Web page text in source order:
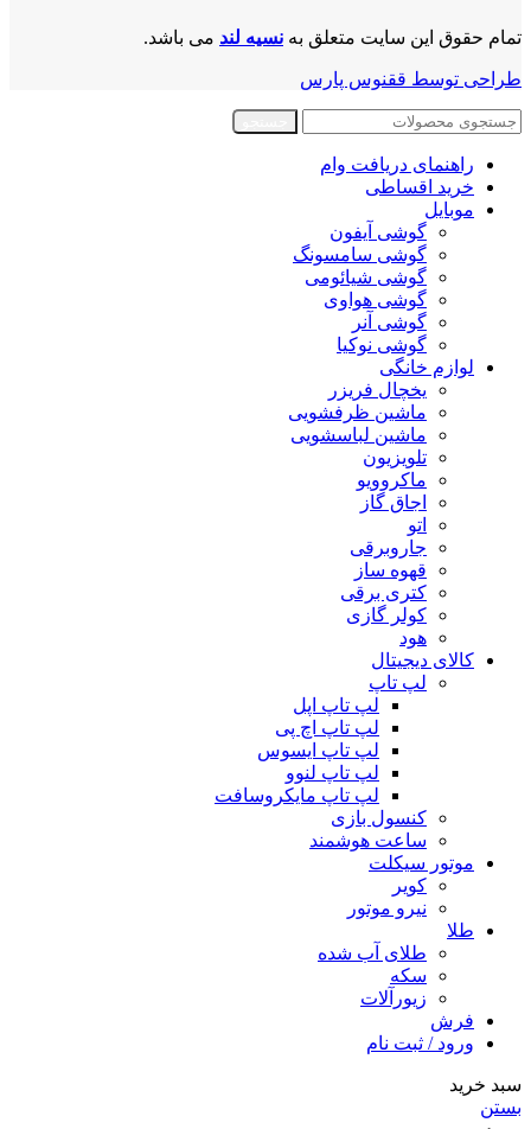
تمام حقوق این سایت متعلق به نسیه لند می باشد.
طراحی توسط ققنوس پارس
راهنمای دریافت وام
خرید اقساطی
موبایل
گوشی آیفون
گوشی سامسونگ
گوشی شیائومی
گوشی هواوی
گوشی آنر
گوشی نوکیا
لوازم خانگی
یخچال فریزر
ماشین ظرفشویی
ماشین لباسشویی
تلویزیون
ماکروویو
اجاق گاز
اتو
جاروبرقی
قهوه ساز
کتری برقی
کولر گازی
هود
کالای دیجیتال
لپ تاپ
لپ تاپ اپل
لپ تاپ اچ پی
لپ تاپ ایسوس
لپ تاپ لنوو
لپ تاپ مایکروسافت
کنسول بازی
ساعت هوشمند
موتور سیکلت
کویر
نیرو موتور
طلا
طلای آب شده
سکه
زیورآلات
فرش
ورود / ثبت نام
سبد خرید
بستن